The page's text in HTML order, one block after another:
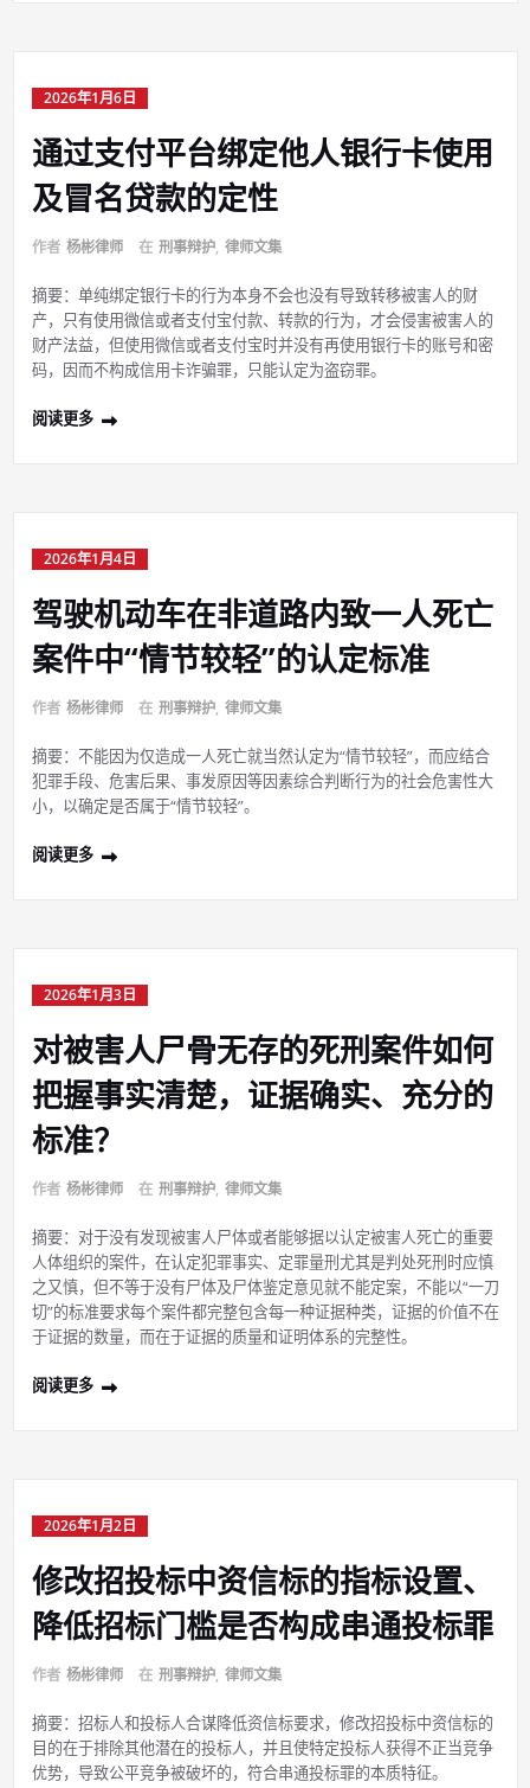
2026年1月6日
通过支付平台绑定他人银行卡使用
及冒名贷款的定性
作者 杨彬律师 在 刑事辩护, 律师文集
摘要：单纯绑定银行卡的行为本身不会也没有导致转移被害人的财
产，只有使用微信或者支付宝付款、转款的行为，才会侵害被害人的
财产法益，但使用微信或者支付宝时并没有再使用银行卡的账号和密
码，因而不构成信用卡诈骗罪，只能认定为盗窃罪。
阅读更多
2026年1月4日
驾驶机动车在非道路内致一人死亡
案件中“情节较轻”的认定标准
作者 杨彬律师 在 刑事辩护, 律师文集
摘要：不能因为仅造成一人死亡就当然认定为“情节较轻”，而应结合
犯罪手段、危害后果、事发原因等因素综合判断行为的社会危害性大
小，以确定是否属于“情节较轻”。
阅读更多
2026年1月3日
对被害人尸骨无存的死刑案件如何
把握事实清楚，证据确实、充分的
标准？
作者 杨彬律师 在 刑事辩护, 律师文集
摘要：对于没有发现被害人尸体或者能够据以认定被害人死亡的重要
人体组织的案件，在认定犯罪事实、定罪量刑尤其是判处死刑时应慎
之又慎，但不等于没有尸体及尸体鉴定意见就不能定案，不能以“一刀
切”的标准要求每个案件都完整包含每一种证据种类，证据的价值不在
于证据的数量，而在于证据的质量和证明体系的完整性。
阅读更多
2026年1月2日
修改招投标中资信标的指标设置、
降低招标门槛是否构成串通投标罪
作者 杨彬律师 在 刑事辩护, 律师文集
摘要：招标人和投标人合谋降低资信标要求，修改招投标中资信标的
目的在于排除其他潜在的投标人，并且使特定投标人获得不正当竞争
优势，导致公平竞争被破坏的，符合串通投标罪的本质特征。